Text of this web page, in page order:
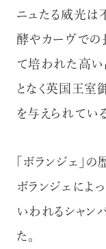
ニュたる威光は
酵やカーヴでの
て培われた高い
となく英国王室
を与えられている
「ボランジェ」
ボランジェによ
いわれるシャン
た。